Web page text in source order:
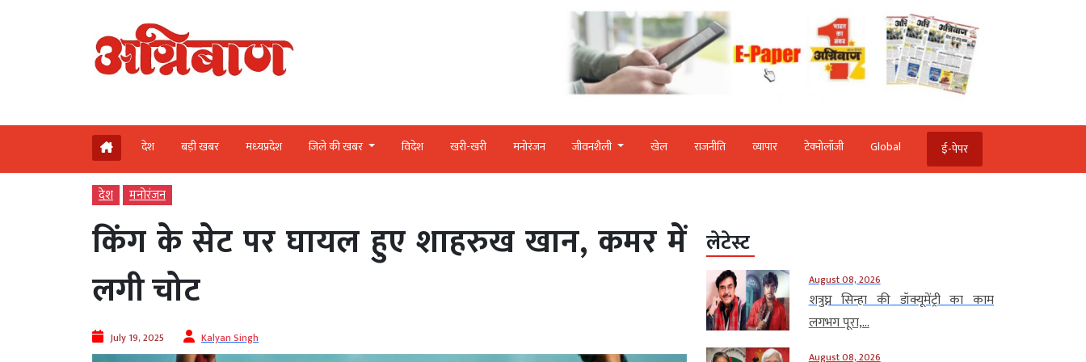
देश बड़ी खबर मध्‍यप्रदेश जिले की खबर विदेश खरी-खरी मनोरंजन जीवनशैली खेल राजनीति व्‍यापार टेक्‍नोलॉजी Global ई-पेपर
देश मनोरंजन
किंग के सेट पर घायल हुए शाहरुख खान, कमर में
लगी चोट
July 19, 2025 Kalyan Singh
लेटेस्ट
August 08, 2026
शत्रुघ्न सिन्हा की डॉक्यूमेंट्री का काम
लगभग पूरा,...
August 08, 2026